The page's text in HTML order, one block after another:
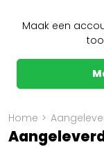
Maak een
Home >